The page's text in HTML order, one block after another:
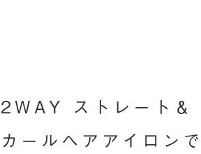
2WAY ストレート＆
カールヘアアイロンで